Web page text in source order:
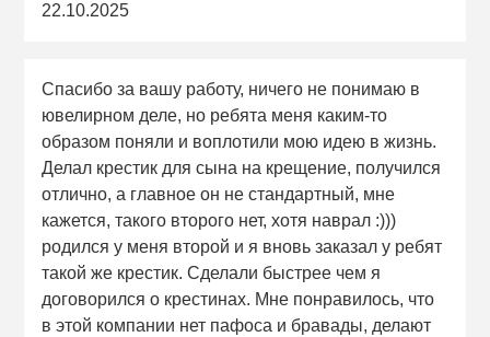
22.10.2025
Спасибо за вашу работу, ничего не понимаю в
ювелирном деле, но ребята меня каким-то
образом поняли и воплотили мою идею в жизнь.
Делал крестик для сына на крещение, получился
отлично, а главное он не стандартный, мне
кажется, такого второго нет, хотя наврал :)))
родился у меня второй и я вновь заказал у ребят
такой же крестик. Сделали быстрее чем я
договорился о крестинах. Мне понравилось, что
в этой компании нет пафоса и бравады, делают